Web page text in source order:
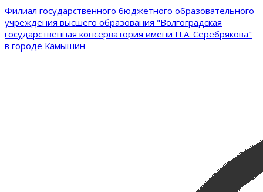
Филиал государственного бюджетного образовательного
учреждения высшего образования "Волгоградская
государственная консерватория имени П.А. Серебрякова"
в городе Камышин